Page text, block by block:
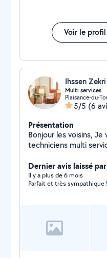
Voir le profil
Ihssen Zekri
Multi services
Plaisance-du-
5/5 (6
Présentation
Bonjour les voisins,
techniciens multi
de vos meubles.
Dernier avis laissé
Il y a plus de 6 mois
Parfait et très sympathique !